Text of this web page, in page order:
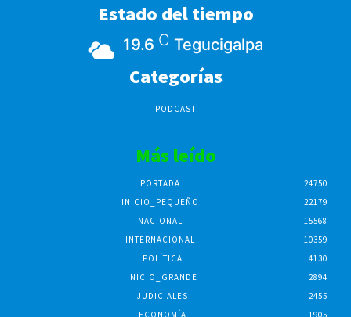
Estado del tiempo
19.6 C Tegucigalpa
Categorías
PODCAST
Más leído
PORTADA
24750
INICIO_PEQUEÑO
22179
NACIONAL
15568
INTERNACIONAL
10359
POLÍTICA
4130
INICIO_GRANDE
2894
JUDICIALES
2455
ECONOMÍA
1905